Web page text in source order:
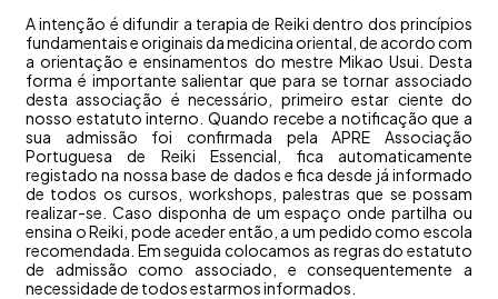
A intenção é difundir a terapia de Reiki dentro dos princípios
fundamentais e originais da medicina oriental, de acordo com
a orientação e ensinamentos do mestre Mikao Usui. Desta
forma é importante salientar que para se tornar associado
desta associação é necessário, primeiro estar ciente do
nosso estatuto interno. Quando recebe a notificação que a
sua admissão foi confirmada pela APRE Associação
Portuguesa de Reiki Essencial, fica automaticamente
registado na nossa base de dados e fica desde já informado
de todos os cursos, workshops, palestras que se possam
realizar-se. Caso disponha de um espaço onde partilha ou
ensina o Reiki, pode aceder então, a um pedido como escola
recomendada. Em seguida colocamos as regras do estatuto
de admissão como associado, e consequentemente a
necessidade de todos estarmos informados.